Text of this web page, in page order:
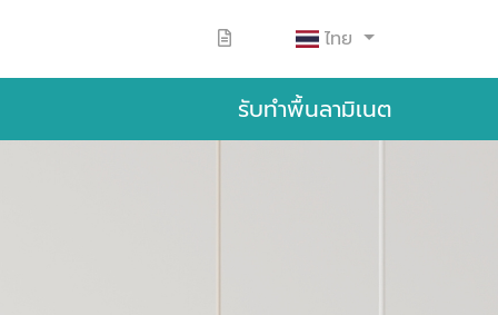
ไทย
รับทำพื้นลามิเนต